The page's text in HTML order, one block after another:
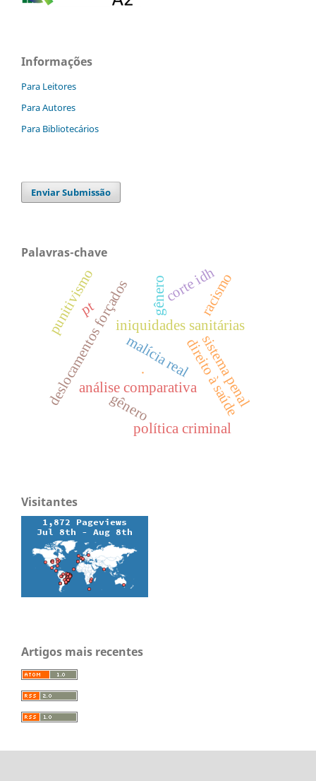
Informações
Para Leitores
Para Autores
Para Bibliotecários
Enviar Submissão
Palavras-chave
análise comparativa
deslocamentos forçados direito à saúde
gênero
iniquidades sanitárias
pt
.
punitivismo gênero racismo
sistema penal
política criminal
corte idh
malícia real
Visitantes
Artigos mais recentes